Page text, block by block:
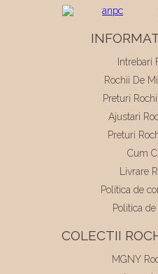
Intrebari
Rochii De
Preturi
Ajustari
Preturi
Cum
Livrare
Politica de
Politica
COLECTII
MGNY